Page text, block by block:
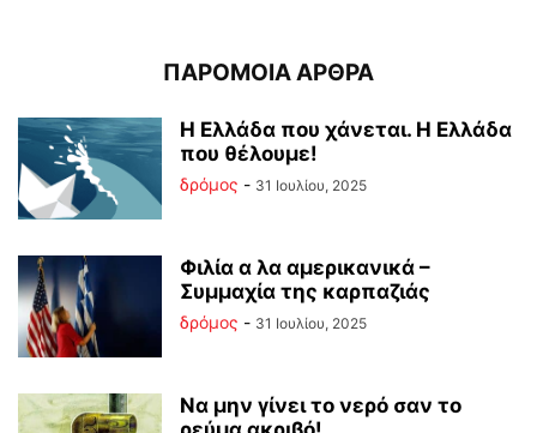
ΠΑΡΟΜΟΙΑ ΑΡΘΡΑ
Η Ελλάδα που χάνεται. Η Ελλάδα
που θέλουμε!
δρόμος - 31 Ιουλίου, 2025
Φιλία α λα αμερικανικά –
Συμμαχία της καρπαζιάς
δρόμος - 31 Ιουλίου, 2025
Να μην γίνει το νερό σαν το